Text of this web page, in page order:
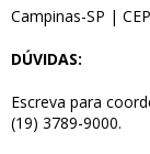
Campinas-SP |
DÚVIDAS:
Escreva para
(19) 3789-9000.